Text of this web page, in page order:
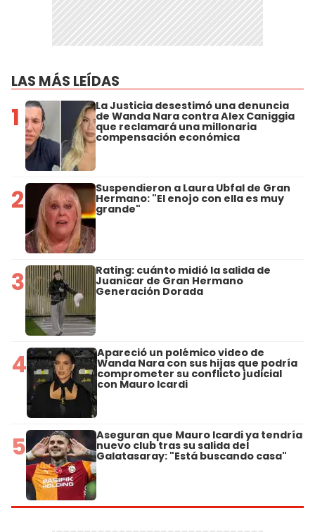
LAS MÁS LEÍDAS
1 La Justicia desestimó una denuncia
de Wanda Nara contra Alex Caniggia
que reclamará una millonaria
compensación económica
2 Suspendieron a Laura Ubfal de Gran
Hermano: "El enojo con ella es muy
grande"
3 Rating: cuánto midió la salida de
Juanicar de Gran Hermano
Generación Dorada
4 Apareció un polémico video de
Wanda Nara con sus hijas que podría
comprometer su conflicto judicial
con Mauro Icardi
5 Aseguran que Mauro Icardi ya tendría
nuevo club tras su salida del
Galatasaray: "Está buscando casa"